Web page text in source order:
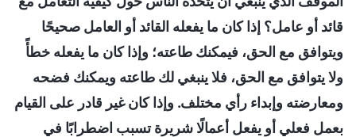
قائد أو عامل؟ إذا كان ما يفعله القائد أو العامل صحيحًا
ويتوافق مع الحق، فيمكنك طاعته؛ وإذا كان ما يفعله خطأً
ولا يتوافق مع الحق، فلا ينبغي لك طاعته ويمكنك فضحه
ومعارضته وإبداء رأي مختلف. وإذا كان غير قادر على القيام
بعمل فعلي أو يفعل أعمالًا شريرة تسبب اضطرابًا في